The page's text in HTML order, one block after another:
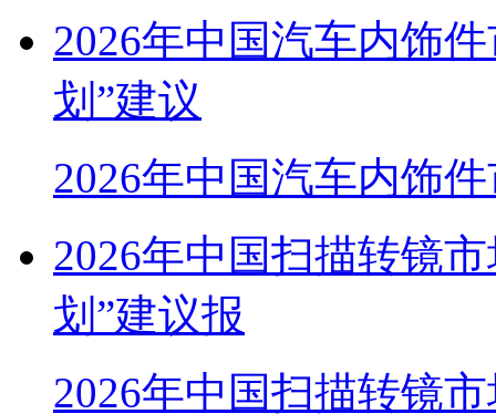
2026年中国汽车内饰
划”建议
2026年中国汽车内饰
2026年中国扫描转镜
划”建议报
2026年中国扫描转镜